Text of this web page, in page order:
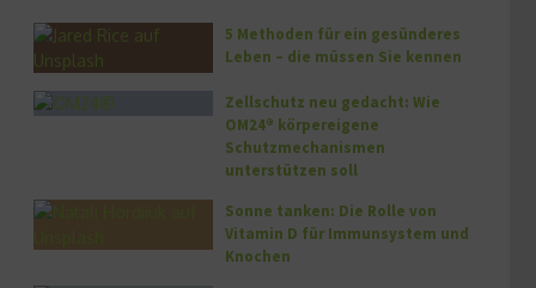
5 Methoden für ein gesünderes
Leben – die müssen Sie kennen
Zellschutz neu gedacht: Wie
OM24® körpereigene
Schutzmechanismen
unterstützen soll
Sonne tanken: Die Rolle von
Vitamin D für Immunsystem und
Knochen